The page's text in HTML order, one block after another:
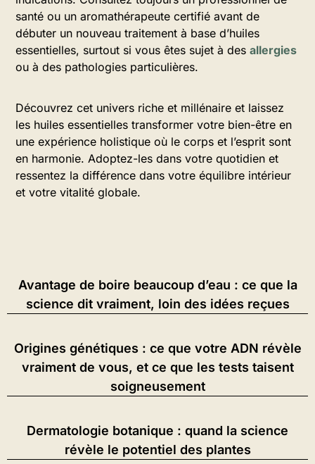
santé ou un aromathérapeute certifié avant de
débuter un nouveau traitement à base d’huiles
essentielles, surtout si vous êtes sujet à des allergies
ou à des pathologies particulières.
Découvrez cet univers riche et millénaire et laissez
les huiles essentielles transformer votre bien-être en
une expérience holistique où le corps et l’esprit sont
en harmonie. Adoptez-les dans votre quotidien et
ressentez la différence dans votre équilibre intérieur
et votre vitalité globale.
Avantage de boire beaucoup d’eau : ce que la
science dit vraiment, loin des idées reçues
Origines génétiques : ce que votre ADN révèle
vraiment de vous, et ce que les tests taisent
soigneusement
Dermatologie botanique : quand la science
révèle le potentiel des plantes